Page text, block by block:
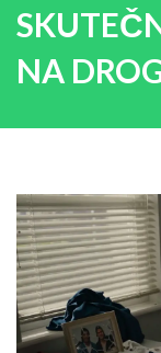
NA